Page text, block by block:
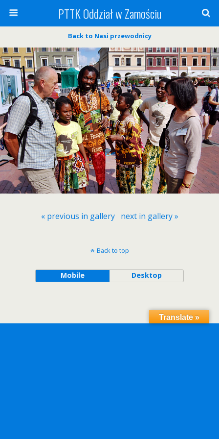
PTTK Oddział w Zamościu
Back to Nasi przewodnicy
« previous in gallery next in gallery »
Back to top
Mobile Desktop
Translate »